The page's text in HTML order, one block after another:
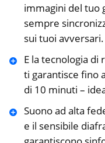
immagini del tuo
sempre
sui tuoi avversari.
E la tecnologia
ti garantisce fino
di 10 minuti –
Suono ad alta
e il sensibile